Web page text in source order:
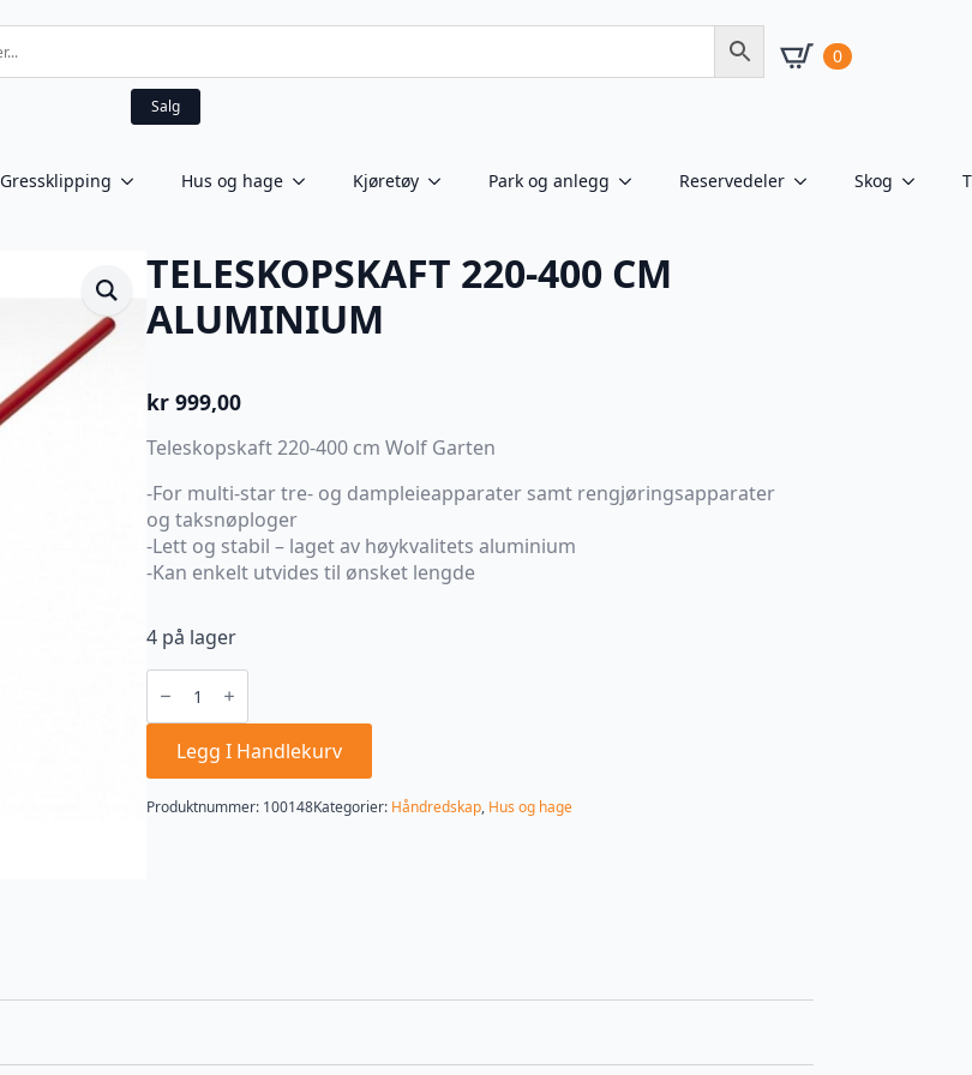
0
Salg
Gressklipping Hus og hage Kjøretøy Park og anlegg Reservedeler Skog
TELESKOPSKAFT 220-400 CM
ALUMINIUM
kr 999,00
Teleskopskaft 220-400 cm Wolf Garten
-For multi-star tre- og dampleieapparater samt rengjøringsapparater
og taksnøploger
-Lett og stabil – laget av høykvalitets aluminium
-Kan enkelt utvides til ønsket lengde
4 på lager
TELESKOPSKAFT
220-
CM
ALUMINIUM
antallLegg I Handlekurv
Produktnummer: 100148Kategorier: Håndredskap, Hus og hage